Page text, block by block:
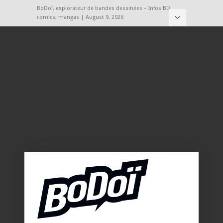
BoDoï, explorateur de bandes dessinées – Infos BD,
comics, mangas | August 9, 2026